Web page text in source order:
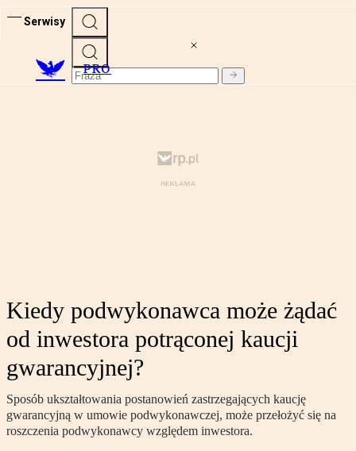
Serwisy
PRO
Kiedy podwykonawca może żądać
od inwestora potrąconej kaucji
gwarancyjnej?
Sposób ukształtowania postanowień zastrzegających kaucję
gwarancyjną w umowie podwykonawczej, może przełożyć się na
roszczenia podwykonawcy względem inwestora.